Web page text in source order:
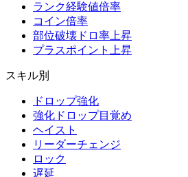
ランク経験値倍率
コイン倍率
部位破壊ドロ率上昇
プラスポイント上昇
スキル別
ドロップ強化
強化ドロップ目覚め
ヘイスト
リーダーチェンジ
ロック
遅延